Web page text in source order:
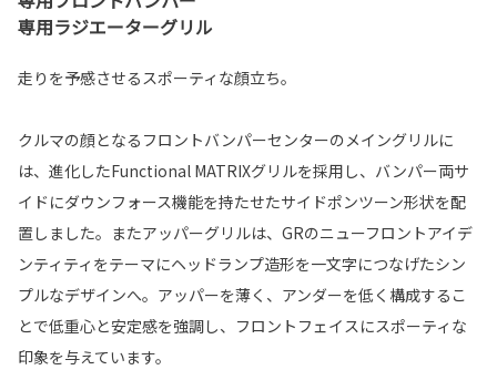
専用ラジエーターグリル
走りを予感させるスポーティな顔立ち。
クルマの顔となるフロントバンパーセンターのメイングリルに
は、進化したFunctional MATRIXグリルを採用し、バンパー両サ
イドにダウンフォース機能を持たせたサイドポンツーン形状を配
置しました。またアッパーグリルは、GRのニューフロントアイデ
ンティティをテーマにヘッドランプ造形を一文字につなげたシン
プルなデザインへ。アッパーを薄く、アンダーを低く構成するこ
とで低重心と安定感を強調し、フロントフェイスにスポーティな
印象を与えています。